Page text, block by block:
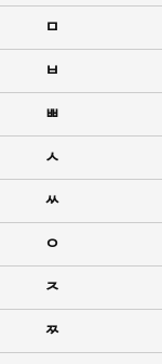
ㅁ
ㅂ
ㅃ
ㅅ
ㅆ
ㅇ
ㅈ
ㅉ